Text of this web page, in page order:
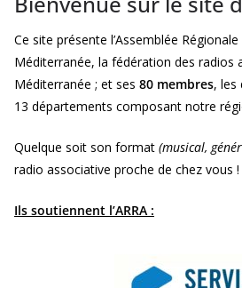
Ce site présente l’Assemblée
Méditerranée, la fédération des radios
Méditerranée ; et ses 80 membres, les
13 départements composant notre
Quelque soit son format (musical,
radio associative proche de chez vous !
Ils soutiennent l’ARRA :